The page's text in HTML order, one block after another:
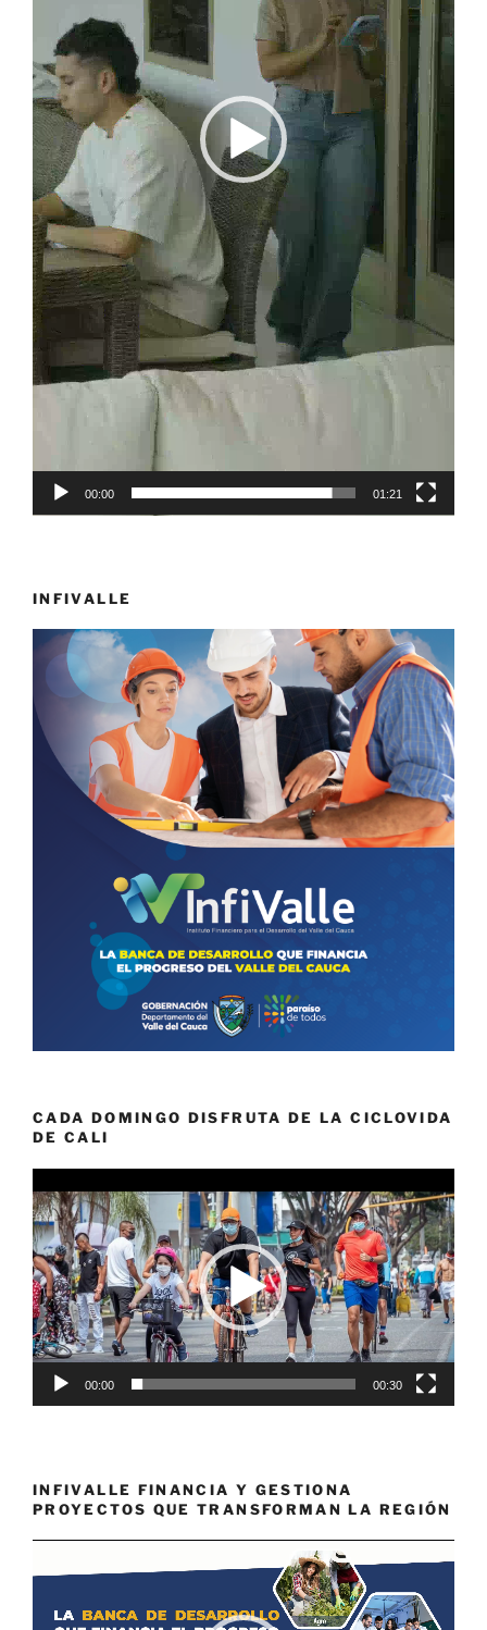
00:00 01:21
INFIVALLE
CADA DOMINGO DISFRUTA DE LA CICLOVIDA
DE CALI
de
vídeo
00:00 00:30
INFIVALLE FINANCIA Y GESTIONA
PROYECTOS QUE TRANSFORMAN LA REGIÓN
de